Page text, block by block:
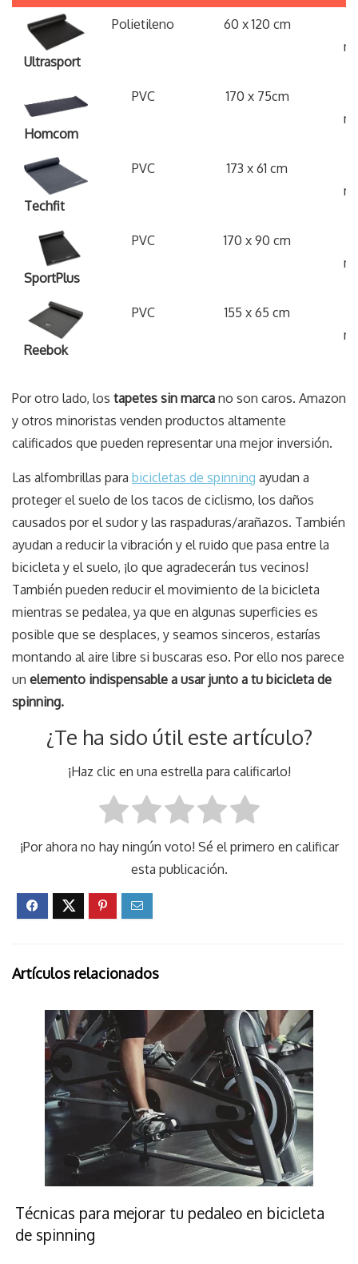
Modelo
Material Tamaño/Dimensiones
Ultrasport
Polietileno 60 x 120 cm
Homcom
PVC 170 x 75cm
Techfit
PVC 173 x 61 cm
SportPlus
PVC 170 x 90 cm
Reebok
PVC 155 x 65 cm
Por otro lado, los tapetes sin marca no son caros. Amazon
y otros minoristas venden productos altamente
calificados que pueden representar una mejor inversión.
Las alfombrillas para bicicletas de spinning ayudan a
proteger el suelo de los tacos de ciclismo, los daños
causados ​​por el sudor y las raspaduras/arañazos. También
ayudan a reducir la vibración y el ruido que pasa entre la
bicicleta y el suelo, ¡lo que agradecerán tus vecinos!
También pueden reducir el movimiento de la bicicleta
mientras se pedalea, ya que en algunas superficies es
posible que se desplaces, y seamos sinceros, estarías
montando al aire libre si buscaras eso. Por ello nos parece
un elemento indispensable a usar junto a tu bicicleta de
spinning.
¿Te ha sido útil este artículo?
¡Haz clic en una estrella para calificarlo!
¡Por ahora no hay ningún voto! Sé el primero en calificar
esta publicación.
Artículos relacionados
Técnicas para mejorar tu pedaleo en bicicleta
de spinning